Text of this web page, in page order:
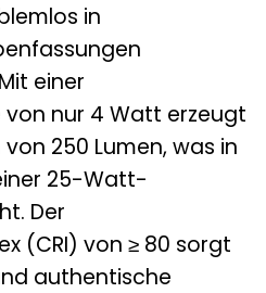
in
einer
nur 4 Watt erzeugt
250 Lumen, was in
25-Watt-
Der
(CRI) von ≥ 80 sorgt
authentische